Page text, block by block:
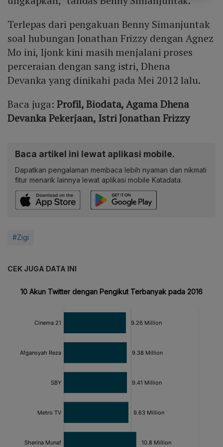
Terlepas dari pengakuan Benny Simanjuntak
soal hubungan Jonathan Frizzy dengan Agnez
Mo ini, Ijonk kini masih menjalani proses
perceraian dengan sang istri, Dhena
Devanka yang dinikahi pada Mei 2012 lalu.
Baca juga: Profil, Biodata, Agama Dhena
Devanka Pekerjaan, Istri Jonathan Frizzy
Baca artikel ini lewat aplikasi mobile.
Dapatkan pengalaman membaca lebih nyaman dan nikmati
fitur menarik lainnya lewat aplikasi mobile Katadata.
#Zigi
CEK JUGA DATA INI